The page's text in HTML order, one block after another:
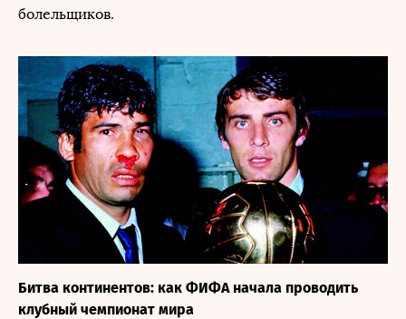
болельщиков.
Битва континентов: как ФИФА начала проводить
клубный чемпионат мира